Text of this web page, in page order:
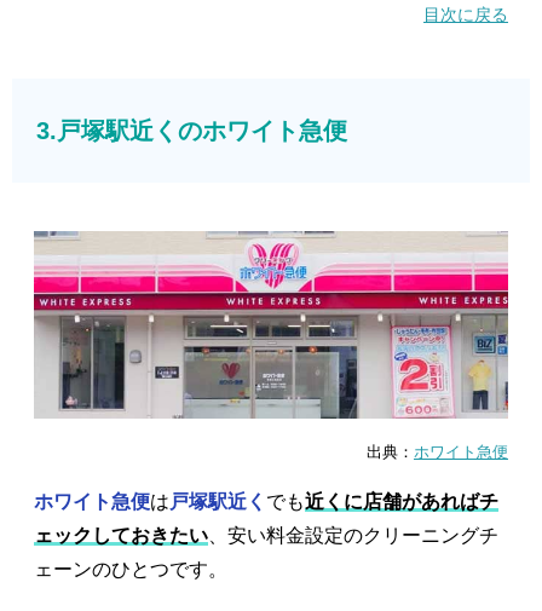
目次に戻る
3.戸塚駅近くのホワイト急便
出典： ホワイト急便
ホワイト急便は戸塚駅近く でも近くに店舗があればチ
ェックしておきたい、安い料金設定のクリーニングチ
ェーンのひとつです。